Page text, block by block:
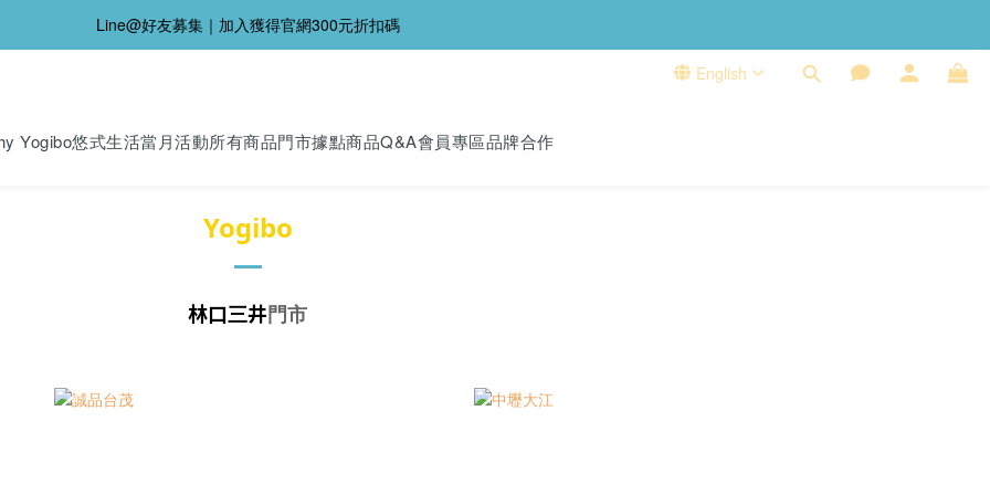
Line@好友募集｜加入獲得官網300元折扣碼
English
Yogibo悠式生活當月活動所有商品門市據點商品Q&A會員專區品牌合作
Yogibo
林口三井門市